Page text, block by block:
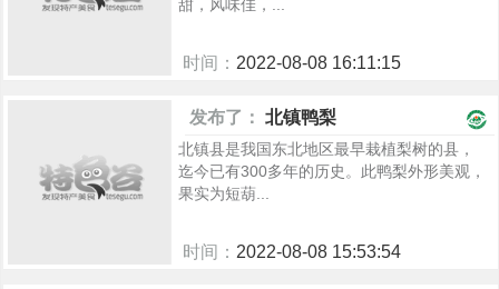
甜，风味佳，...
时间： 2022-08-08 16:11:15
发布了： 北镇鸭梨
北镇县是我国东北地区最早栽植梨树的县，
迄今已有300多年的历史。此鸭梨外形美观，
果实为短葫...
时间： 2022-08-08 15:53:54